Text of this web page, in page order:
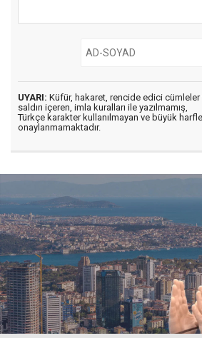
UYARI: Küfür, hakaret, rencide edici cümleler
saldırı içeren, imla kuralları ile yazılmamış,
Türkçe karakter kullanılmayan ve büyük
onaylanmamaktadır.